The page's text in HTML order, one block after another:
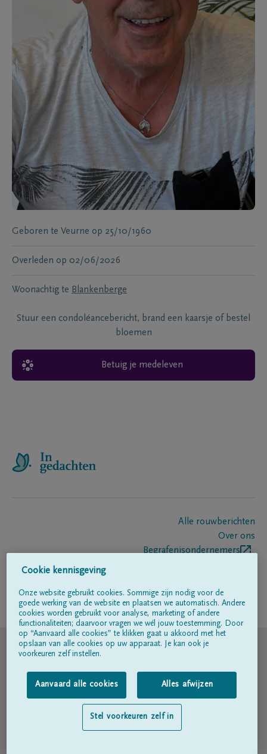
Geboren te Veurne op 25/10/1960
Overleden op 02/06/2026
Woonachtig te Blankenberge
Stuur een condoléancebericht, brand een kaarsje of bestel
bloemen
Betuig je medeleven
Alle rouwberichten
Over ons
Begrafenisondernemers
Volg ons op
© DELA
Gebruiksvoorwaarden
Privacyverklaring
Toegankelijkheidsverklaring
Cookie kennisgeving
Onze website gebruikt cookies. Sommige zijn nodig voor de
goede werking van de website en plaatsen we automatisch. Andere
cookies worden gebruikt voor analyse, marketing of andere
functionaliteiten; daarvoor vragen we wél jouw toestemming. Door
op “Aanvaard alle cookies” te klikken gaat u akkoord met het
opslaan van alle cookies op uw apparaat. Je kan ook je
voorkeuren zelf instellen.
Aanvaard alle cookies Alles afwijzen
Stel voorkeuren zelf in